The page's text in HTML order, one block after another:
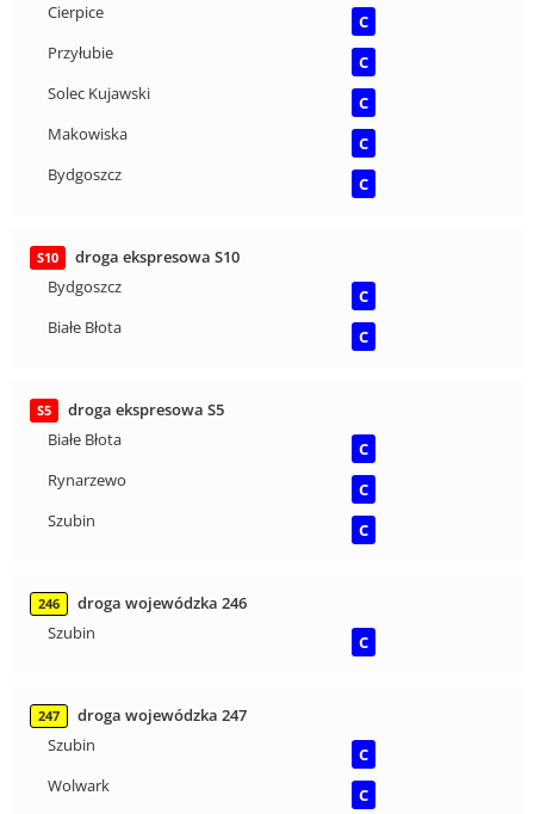
Cierpice
C
Przyłubie
C
Solec Kujawski
C
Makowiska
C
Bydgoszcz
C
S10
droga ekspresowa S10
Bydgoszcz
C
Białe Błota
C
S5
droga ekspresowa S5
Białe Błota
C
Rynarzewo
C
Szubin
C
246
droga wojewódzka 246
Szubin
C
247
droga wojewódzka 247
Szubin
C
Wolwark
C